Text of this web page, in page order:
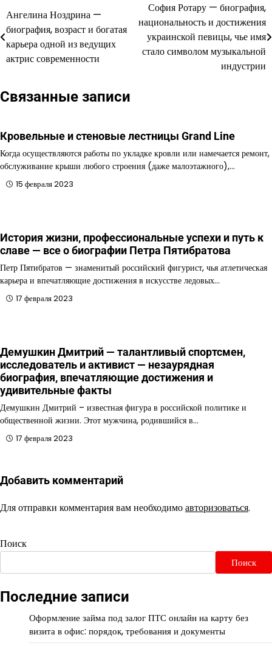
Навигация
по
записям
Ангелина Ноздрина —
биография, возраст и богатая
карьера одной из ведущих
актрис современности
София Ротару — биография,
национальность и достижения
украинской певицы, чье имя
стало символом музыкальной
индустрии
Связанные записи
Кровельные и стеновые лестницы Grand Line
Когда осуществляются работы по укладке кровли или намечается ремонт,
обслуживание крыши любого строения (даже малоэтажного),…
15 февраля 2023
История жизни, профессиональные успехи и путь к
славе — все о биографии Петра Пятибратова
Петр Пятибратов — знаменитый российский фигурист, чья атлетическая
карьера и впечатляющие достижения в искусстве ледовых…
17 февраля 2023
Демушкин Дмитрий — талантливый спортсмен,
исследователь и активист — незаурядная
биография, впечатляющие достижения и
удивительные факты
Демушкин Дмитрий – известная фигура в российской политике и
общественной жизни. Этот мужчина, родившийся в…
17 февраля 2023
Добавить комментарий
Для отправки комментария вам необходимоавторизоваться.
Поиск
Поиск
Последние записи
Оформление займа под залог ПТС онлайн на карту без
визита в офис: порядок, требования и документы